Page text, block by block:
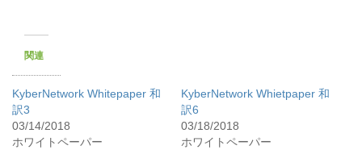
関連
KyberNetwork Whitepaper 和
訳3
03/14/2018
ホワイトペーパー
KyberNetwork Whietpaper 和
訳6
03/18/2018
ホワイトペーパー